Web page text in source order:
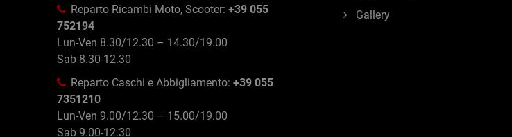
Reparto Ricambi Moto, Scooter: +39 055
752194
Lun-Ven 8.30/12.30 – 14.30/19.00
Sab 8.30-12.30
Reparto Caschi e Abbigliamento: +39 055
7351210
Lun-Ven 9.00/12.30 – 15.00/19.00
Sab 9.00-12.30
Gallery